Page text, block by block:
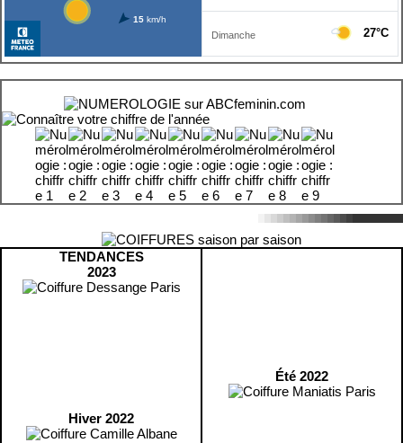
TENDANCES
2023
Hiver 2022
Été 2022